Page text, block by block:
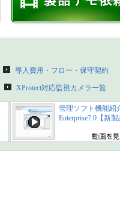
導入費用・フロー・保守契約
XProtect対応監視カメラ一覧
管理ソフト機能紹
Enterprise7.0【新